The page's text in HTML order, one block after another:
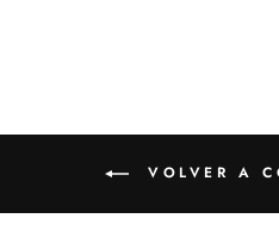
VOLVER A